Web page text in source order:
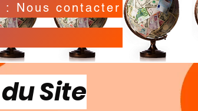
Possibilité de déclarer la valeur de l'envoi pour l'assurer : Nous contacter
Site